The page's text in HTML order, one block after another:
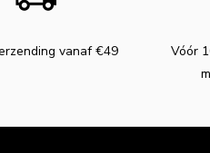
vanaf €49
Vóór